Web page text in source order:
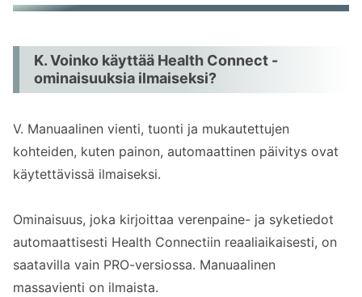
K. Voinko käyttää Health Connect -
ominaisuuksia ilmaiseksi?
V. Manuaalinen vienti, tuonti ja mukautettujen
kohteiden, kuten painon, automaattinen päivitys ovat
käytettävissä ilmaiseksi.
Ominaisuus, joka kirjoittaa verenpaine- ja syketiedot
automaattisesti Health Connectiin reaaliaikaisesti, on
saatavilla vain PRO-versiossa. Manuaalinen
massavienti on ilmaista.